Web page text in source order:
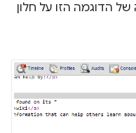
הדוגמה הזו על חלון